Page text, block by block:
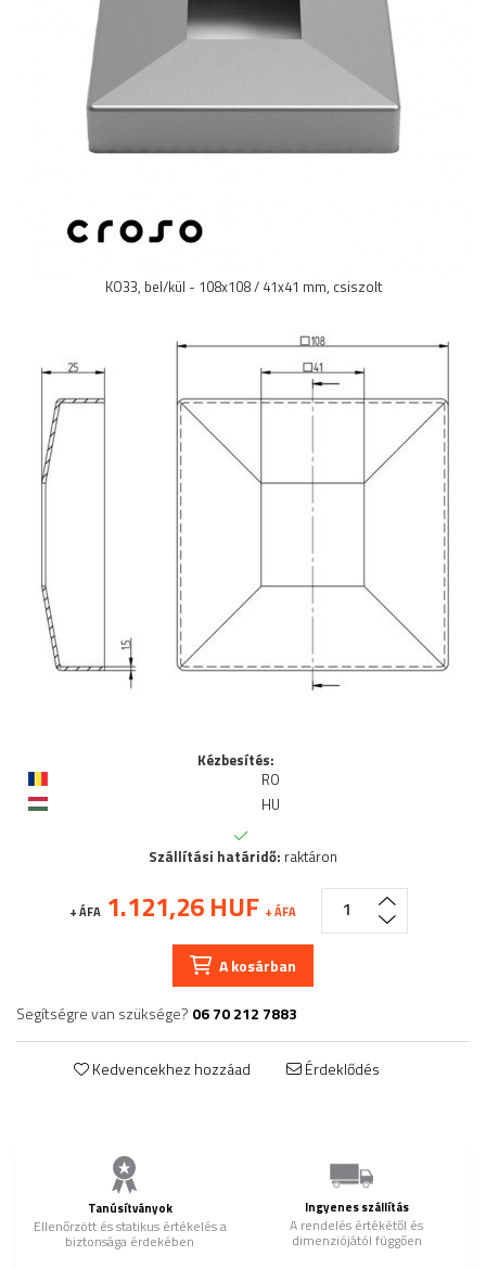
Golyók - gömbök
Sodrony és kiegészítők
Rozetták - takarók
Csavarok - Dübelek - Ragasztók -
Vegyszerek
Csövek - Zártszelvények -
Tömöranyagok
Perforált lemez kiegészítők
Pálca tartó
KO33, bel/kül - 108x108 / 41x41 mm, csiszolt
Kézbesítés:
RO
HU
Szállítási határidő: raktáron
+ ÁFA 1.121,26 HUF + ÁFA
A kosárban
Segítségre van szüksége? 06 70 212 7883
Kedvencekhez hozzáad Érdeklődés
Tanúsítványok
Ellenőrzött és statikus értékelés a
biztonsága érdekében
Ingyenes szállítás
A rendelés értékétől és
dimenziójától függően